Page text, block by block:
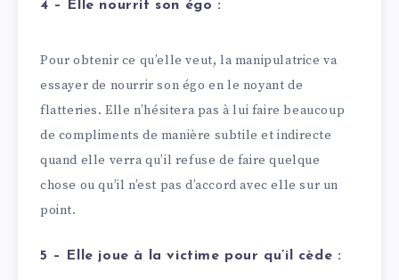
4 – Elle nourrit son égo :
Pour obtenir ce qu’elle veut, la manipulatrice va
essayer de nourrir son égo en le noyant de
flatteries. Elle n’hésitera pas à lui faire beaucoup
de compliments de manière subtile et indirecte
quand elle verra qu’il refuse de faire quelque
chose ou qu’il n’est pas d’accord avec elle sur un
point.
5 – Elle joue à la victime pour qu’il cède :